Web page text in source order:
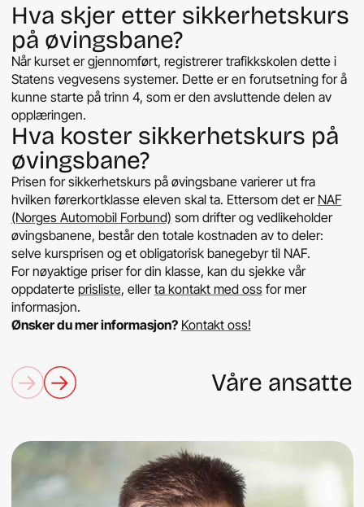
Hva skjer etter sikkerhetskurs
på øvingsbane?
Når kurset er gjennomført, registrerer trafikkskolen dette i
Statens vegvesens systemer. Dette er en forutsetning for å
kunne starte på trinn 4, som er den avsluttende delen av
opplæringen.
Hva koster sikkerhetskurs på
øvingsbane?
Prisen for sikkerhetskurs på øvingsbane varierer ut fra
hvilken førerkortklasse eleven skal ta. Ettersom det er NAF
(Norges Automobil Forbund) som drifter og vedlikeholder
øvingsbanene, består den totale kostnaden av to deler:
selve kursprisen og et obligatorisk banegebyr til NAF.
For nøyaktige priser for din klasse, kan du sjekke vår
oppdaterte prisliste, ellerta kontakt med ossfor mer
informasjon.
Ønsker du mer informasjon? Kontakt oss!
Våre ansatte